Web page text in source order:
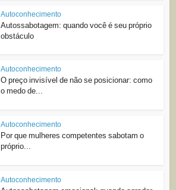
Autoconhecimento
Autossabotagem: quando você é seu próprio
obstáculo
Autoconhecimento
O preço invisível de não se posicionar: como
o medo de...
Autoconhecimento
Por que mulheres competentes sabotam o
próprio...
Autoconhecimento